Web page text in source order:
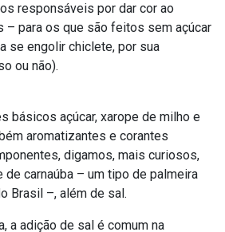
responsáveis por dar cor ao
– para os que são feitos sem açúcar
se engolir chiclete, por sua
ou não).
básicos açúcar, xarope de milho e
aromatizantes e corantes
digamos, mais curiosos,
de carnaúba – um tipo de palmeira
Brasil –, além de sal.
a adição de sal é comum na